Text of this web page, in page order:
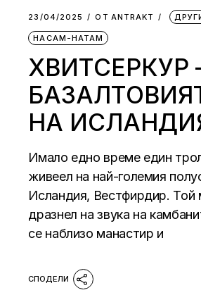
23/04/2025 ОТ АNTRAKT
НАСАМ-НАТАМ
ХВИТСЕРКУР
НА
Имало едно време един
живеел на най-големия
Исландия, Вестфирдир. Той
дразнел на звука на
се наблизо манастир и